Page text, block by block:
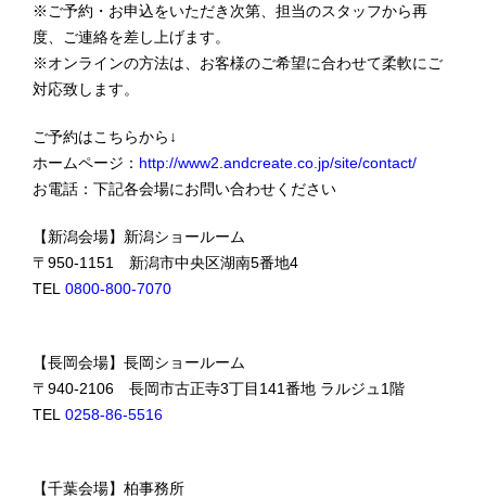
※ご予約・お申込をいただき次第、担当のスタッフから再
度、ご連絡を差し上げます。
※オンラインの方法は、お客様のご希望に合わせて柔軟にご
対応致します。
ご予約はこちらから↓
ホームページ： http://www2.andcreate.co.jp/site/contact/
お電話：下記各会場にお問い合わせください
【新潟会場】新潟ショールーム
〒950-1151 新潟市中央区湖南5番地4
TEL0800-800-7070
【長岡会場】長岡ショールーム
〒940-2106 長岡市古正寺3丁目141番地 ラルジュ1階
TEL0258-86-5516
【千葉会場】柏事務所